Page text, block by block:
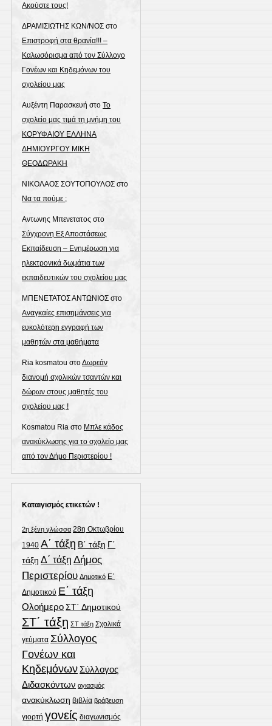
Ακούστε τους!
ΔΡΑΜΙΣΙΩΤΗΣ ΚΩΝ/ΝΟΣ στο
Επιστροφή στα θρανία!!! –
Καλωσόρισμα από τον Σύλλογο
Γονέων και Κηδεμόνων του
σχολείου μας
Αυξέντη Παρασκευή στοΤο
σχολείο μας τιμά τη μνήμη του
ΚΟΡΥΦΑΙΟΥ ΕΛΛΗΝΑ
ΔΗΜΙΟΥΡΓΟΥ ΜΙΚΗ
ΘΕΟΔΩΡΑΚΗ
ΝΙΚΟΛΑΟΣ ΣΟΥΤΟΠΟΥΛΟΣ στο
Να τα πούμε ;
Αντωνης Μπενετατος στο
Σύγχρονη Εξ Αποστάσεως
Εκπαίδευση – Ενημέρωση για
ηλεκτρονικά δωμάτια των
εκπαιδευτικών του σχολείου μας
ΜΠΕΝΕΤΑΤΟΣ ΑΝΤΩΝΙΟΣ στο
Αναγκαίες επισημάνσεις για
ευκολότερη εγγραφή των
μαθητών στα μαθήματα
Ria kosmatou στοΔωρεάν
διανομή σχολικών τσαντών και
δώρων στους μαθητές του
σχολείου μας !
Kosmatou Ria στο Μπλε κάδος
ανακύκλωσης για το σχολείο μας
από τον Δήμο Περιστερίου !
Καταιγισμός ετικετών !
2η ξένη γλώσσα 28η Οκτωβρίου
1940 Α΄ τάξη Β΄ τάξη Γ΄
τάξη Δ΄ τάξη Δήμος
Περιστερίου Δημοτικό Ε΄
Δημοτικού Ε΄ τάξη
ΟλοήμεροΣΤ΄ Δημοτικού
ΣΤ΄ τάξη ΣΤ τάξη Σχολικά
γεύματα Σύλλογος
Γονέων και
Κηδεμόνων Σύλλογος
Διδασκόντων αγιασμός
ανακύκλωση βιβλία βράβευση
γιορτή γονείς διαγωνισμός